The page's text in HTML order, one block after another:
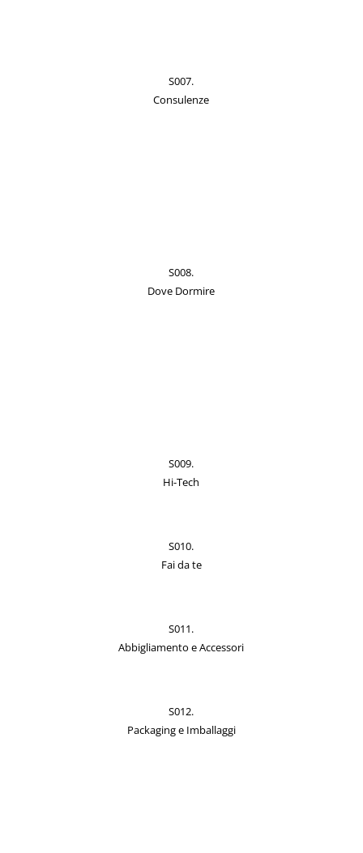
S007.
Consulenze
S008.
Dove Dormire
S009.
Hi-Tech
S010.
Fai da te
S011.
Abbigliamento e Accessori
S012.
Packaging e Imballaggi